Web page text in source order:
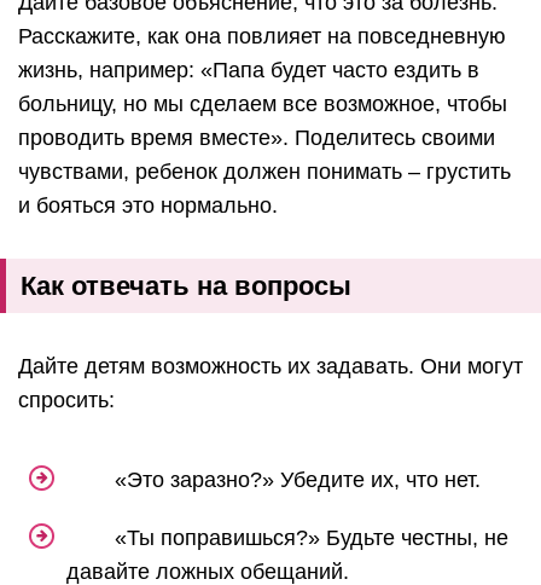
Расскажите, как она повлияет на повседневную
жизнь, например: «Папа будет часто ездить в
больницу, но мы сделаем все возможное, чтобы
проводить время вместе». Поделитесь своими
чувствами, ребенок должен понимать – грустить
и бояться это нормально.
Как отвечать на вопросы
Дайте детям возможность их задавать. Они могут
спросить:
«Это заразно?» Убедите их, что нет.
«Ты поправишься?» Будьте честны, не
давайте ложных обещаний.